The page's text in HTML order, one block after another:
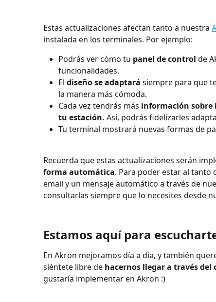
Estas actualizaciones afectan tanto a nuestra
instalada en los terminales. Por ejemplo:
Podrás ver cómo tu panel de control de
funcionalidades.
El diseño se adaptará siempre para que
la manera más cómoda.
Cada vez tendrás más información sobre
tu estación. Así, podrás fidelizarles
Tu terminal mostrará nuevas formas de
Recuerda que estas actualizaciones serán
forma automática. Para poder estar al tanto
email y un mensaje automático a través de
consultarlas siempre que lo necesites desde
Estamos aquí para
En Akron mejoramos día a día, y también
siéntete libre de hacernos llegar a través del
gustaría implementar en Akron :)